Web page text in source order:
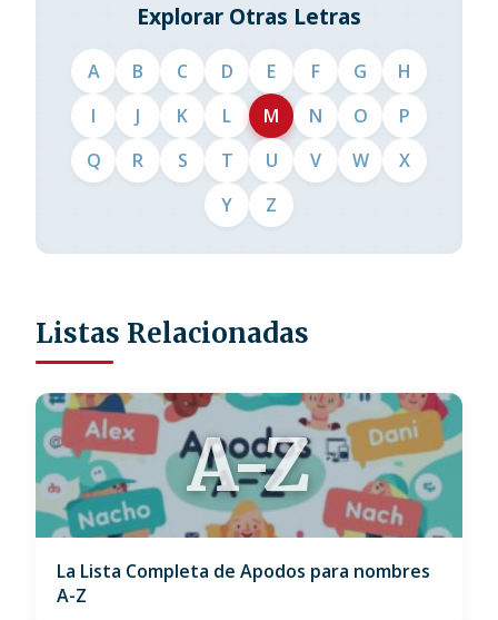
Explorar Otras Letras
A B C D E F G
H
I
J K L M N O
P
Q
R S T U V W
X
Y
Z
Listas Relacionadas
A-Z
La Lista Completa de Apodos para nombres
A-Z